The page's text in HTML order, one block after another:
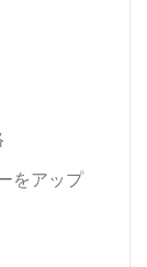
をアップ